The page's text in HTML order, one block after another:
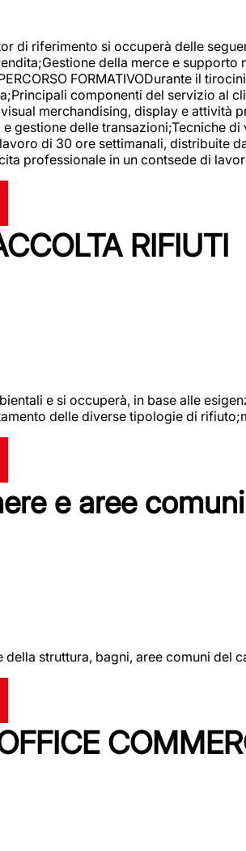
di riferimento si occuperà delle
della merce e
FORMATIVODurante il
componenti del servizio al
merchandising, display e
gestione delle transazioni;Tecniche
di 30 ore settimanali, distribuite
professionale in un contsede di
RIFIUTI
e si occuperà, in base alle
delle diverse tipologie di
e aree comuni
struttura, bagni, aree comuni del